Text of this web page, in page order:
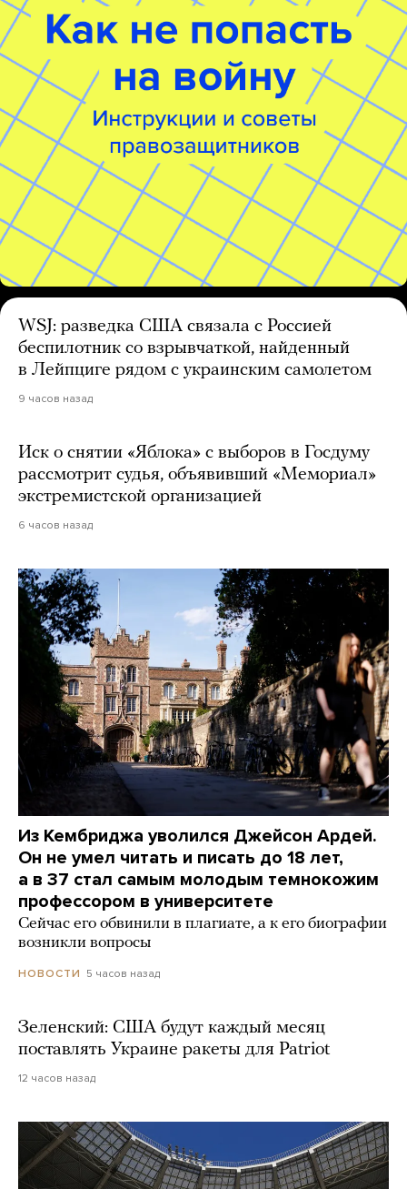
WSJ: разведка США связала с Россией
беспилотник со взрывчаткой, найденный
в Лейпциге рядом с украинским самолетом
9 часов назад
Иск о снятии «Яблока» с выборов в Госдуму
рассмотрит судья, объявивший «Мемориал»
экстремистской организацией
6 часов назад
Из Кембриджа уволился Джейсон Ардей.
Он не умел читать и писать до 18 лет,
а в 37 стал самым молодым темнокожим
профессором в университете
Сейчас его обвинили в плагиате, а к его биографии
возникли вопросы
НОВОСТИ 5 часов назад
Зеленский: США будут каждый месяц
поставлять Украине ракеты для Patriot
12 часов назад